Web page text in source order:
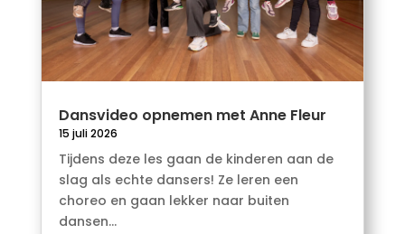
Dansvideo opnemen met Anne Fleur
15 juli 2026
Tijdens deze les gaan de kinderen aan de
slag als echte dansers! Ze leren een
choreo en gaan lekker naar buiten
dansen...